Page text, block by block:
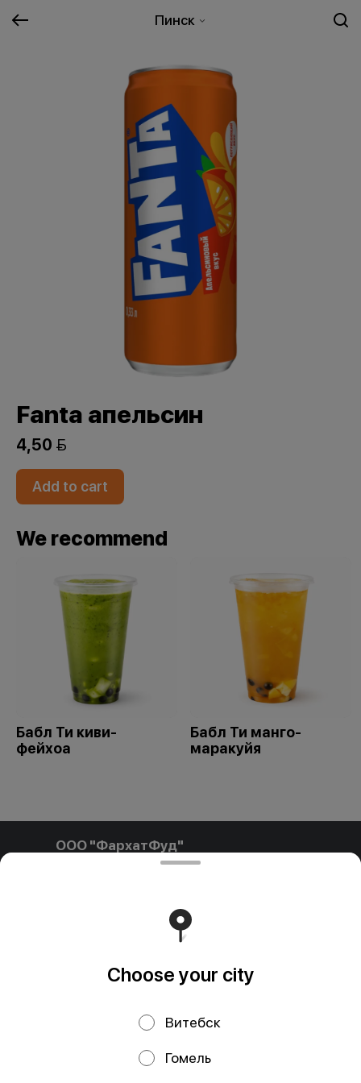
Пинск
Fanta апельсин
4,50 
Add to cart
We recommend
Бабл Ти киви-
фейхоа
Бабл Ти манго-
маракуйя
ООО "ФархатФуд"
ООО"ФархатФуд" Свидетельство о государственной
Калиновского, д.32, каб. 11/15 farhatfud@gmail.com
Foodpicásso
Политика конфиденциальности
Файлы cookie
Choose your city
Витебск
Гомель